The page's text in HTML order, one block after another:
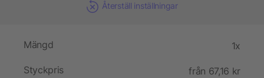
Återställ inställningar
Mängd 1x
Styckpris
från 67,16 kr